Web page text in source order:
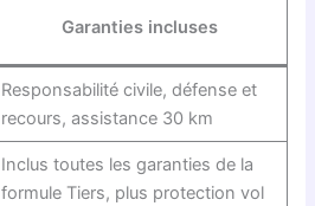
Garanties incluses
Responsabilité civile, défense et
recours, assistance 30 km
Inclus toutes les garanties de la
formule Tiers, plus protection vol